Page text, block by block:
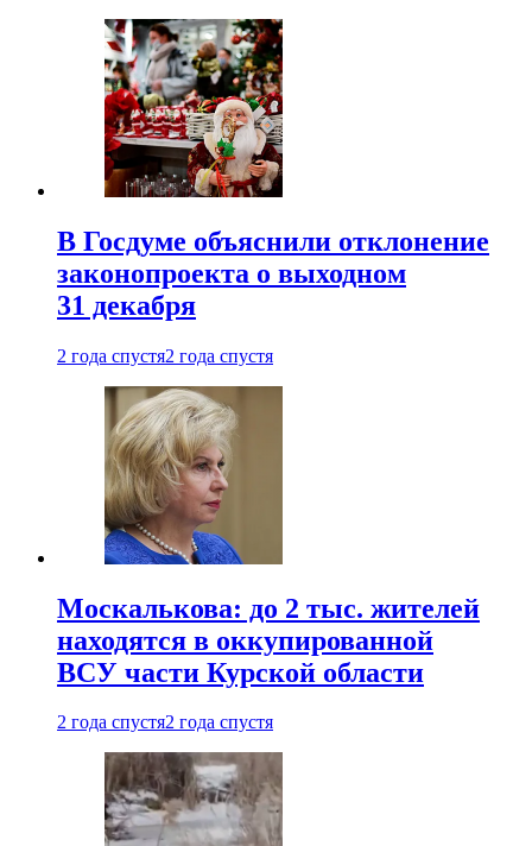
В Госдуме объяснили отклонение
законопроекта о выходном
31 декабря
2 года спустя2 года спустя
Москалькова: до 2 тыс. жителей
находятся в оккупированной
ВСУ части Курской области
2 года спустя2 года спустя